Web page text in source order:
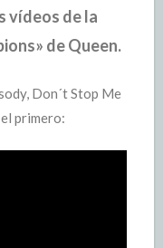
vídeos de la
de Queen.
Don´t Stop Me
primero: